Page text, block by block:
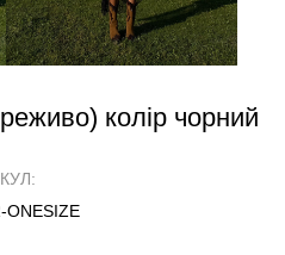
колір чорний
ONESIZE